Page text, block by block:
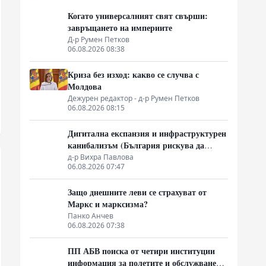
Когато универсалният свят свърши:
завръщането на империите
Д-р Румен Петков
06.08.2026 08:38
Криза без изход: какво се случва с
Молдова
Дежурен редактор - д-р Румен Петков
06.08.2026 08:15
Дигитална експанзия и инфраструктурен
канибализъм (България рискува да
плати дигиталната трансформация на
Европа с екологична катастрофа!)
д-р Вихра Павлова
06.08.2026 07:47
Защо днешните леви се страхуват от
Маркс и марксизма?
Панко Анчев
06.08.2026 07:38
ПП АБВ поиска от четири институции
информация за полетите и обслужването